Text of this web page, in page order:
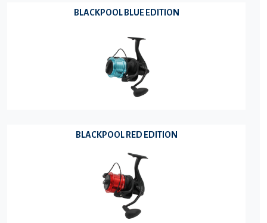
BLACKPOOL BLUE EDITION
BLACKPOOL RED EDITION